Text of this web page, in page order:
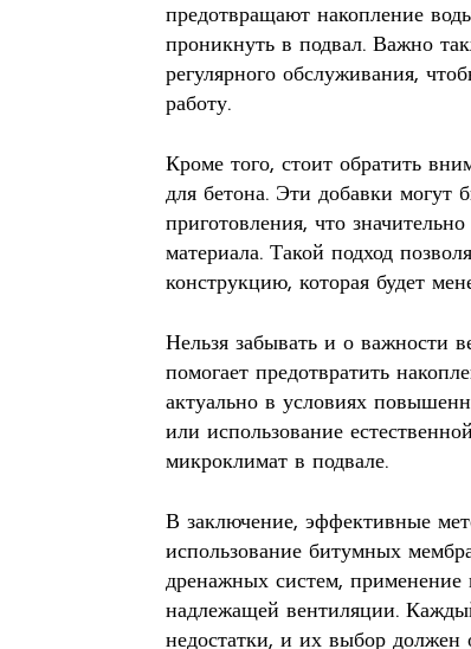
предотвращают накопление
проникнуть в подвал. Важно
регулярного обслуживания,
работу.
Кроме того, стоит обратить
для бетона. Эти добавки могут
приготовления, что
материала. Такой подход
конструкцию, которая будет
Нельзя забывать и о важности
помогает предотвратить
актуально в условиях
или использование
микроклимат в подвале.
В заключение, эффективные
использование битумных
дренажных систем, применение
надлежащей вентиляции.
недостатки, и их выбор должен